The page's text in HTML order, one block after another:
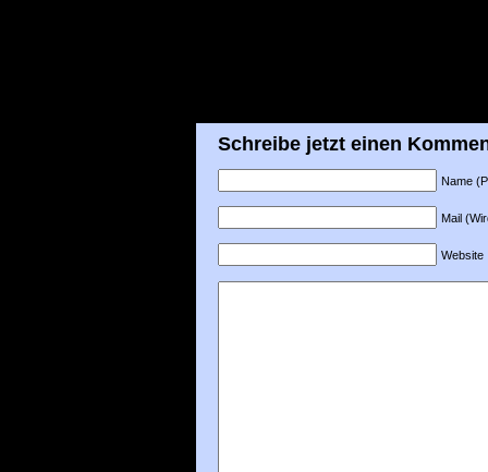
Schreibe jetzt einen
Name
Mail
Website